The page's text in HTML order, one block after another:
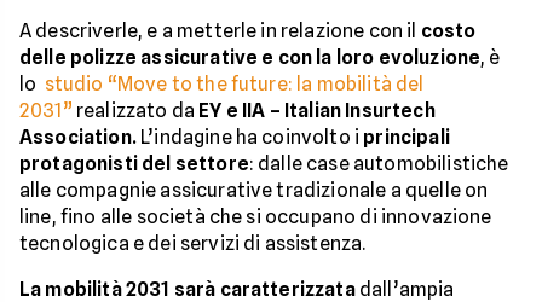
A descriverle, e a metterle in relazione con il costo
delle polizze assicurative e con la loro evoluzione, è
lo studio “Move to the future: la mobilità del
2031” realizzato da EY e IIA – Italian Insurtech
Association.L’indagine ha coinvolto i principali
protagonisti del settore: dalle case automobilistiche
alle compagnie assicurative tradizionale a quelle on
line, fino alle società che si occupano di innovazione
tecnologica e dei servizi di assistenza.
La mobilità 2031 sarà caratterizzatadall’ampia